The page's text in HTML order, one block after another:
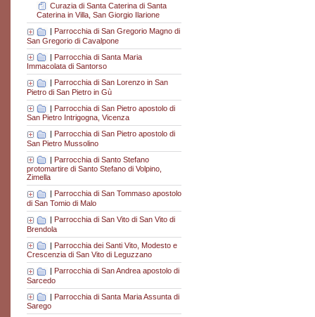
Curazia di Santa Caterina di Santa
Caterina in Villa, San Giorgio Ilarione
| Parrocchia di San Gregorio Magno di
San Gregorio di Cavalpone
| Parrocchia di Santa Maria
Immacolata di Santorso
Parrocchia di San Lorenzo in San
Pietro di San Pietro in Gù
| Parrocchia di San Pietro apostolo di
San Pietro Intrigogna, Vicenza
Parrocchia di San Pietro apostolo di
San Pietro Mussolino
| Parrocchia di Santo Stefano
protomartire di Santo Stefano di Volpino,
Zimella
Parrocchia di San Tommaso apostolo
di San Tomio di Malo
| Parrocchia di San Vito di San Vito di
Brendola
| Parrocchia dei Santi Vito, Modesto e
Crescenzia di San Vito di Leguzzano
| Parrocchia di San Andrea apostolo di
Sarcedo
| Parrocchia di Santa Maria Assunta di
Sarego